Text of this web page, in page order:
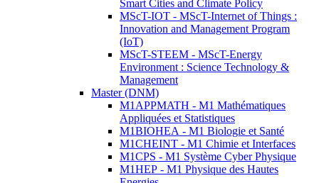
Smart Cities and Climate Policy
MScT-IOT - MScT-Internet of Things :
Innovation and Management Program
(IoT)
MScT-STEEM - MScT-Energy
Environment : Science Technology &
Management
Master (DNM)
M1APPMATH - M1 Mathématiques
Appliquées et Statistiques
M1BIOHEA - M1 Biologie et Santé
M1CHEINT - M1 Chimie et Interfaces
M1CPS - M1 Système Cyber Physique
M1HEP - M1 Physique des Hautes